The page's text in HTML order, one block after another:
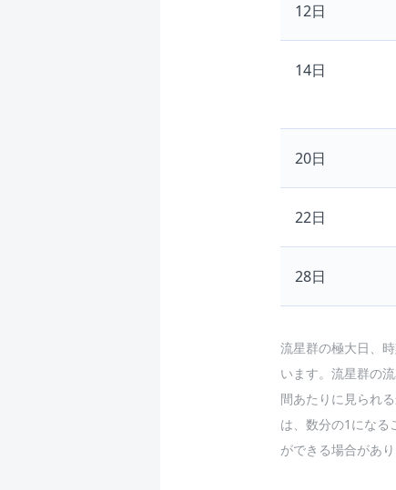
12日
14日
20日
22日
28日
流星群の極大日、時
います。流星群の
間あたりに見られ
は、数分の1になる
ができる場合があり